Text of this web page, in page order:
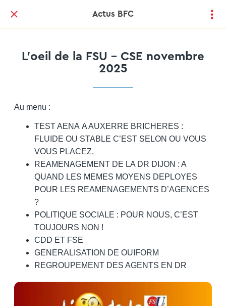
Actus BFC
L'oeil de la FSU - CSE novembre
2025
Au menu :
TEST AENA A AUXERRE BRICHERES :
FLUIDE OU STABLE C’EST SELON OU VOUS
VOUS PLACEZ.
REAMENAGEMENT DE LA DR DIJON : A
QUAND LES MEMES MOYENS DEPLOYES
POUR LES REAMENAGEMENTS D’AGENCES
?
POLITIQUE SOCIALE : POUR NOUS, C’EST
TOUJOURS NON !
CDD ET FSE
GENERALISATION DE OUIFORM
REGROUPEMENT DES AGENTS EN DR